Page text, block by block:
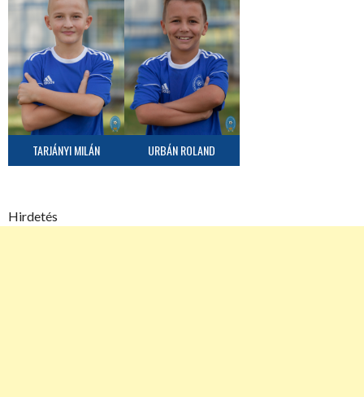
TARJÁNYI MILÁN URBÁN ROLAND
Hirdetés